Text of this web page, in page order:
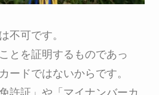
不可です。
とを証明するものであっ
ードではないからです。
許証」や「マイナンバーカ